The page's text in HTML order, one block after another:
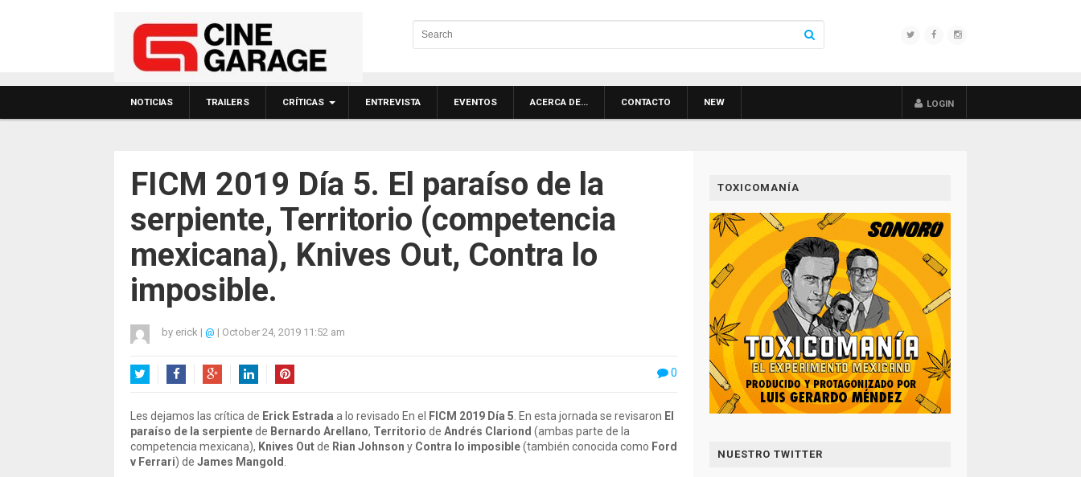
NOTICIAS TRAILERS CRÍTICAS ENTREVISTA EVENTOS ACERCA DE… CONTACTO NEW LOGIN
FICM 2019 Día 5. El paraíso de la
serpiente, Territorio (competencia
mexicana), Knives Out, Contra lo
imposible.
by erick | @ | October 24, 2019 11:52 am
0
Les dejamos las crítica de Erick Estrada a lo revisado En el FICM 2019 Día 5 . En esta jornada se revisaron El
paraíso de la serpientede Bernardo Arellano, Territorio de Andrés Clariond (ambas parte de la
competencia mexicana), Knives Outde Rian Johnson y Contra lo imposible(también conocida como Ford
v Ferrari) de James Mangold
TOXICOMANÍA
NUESTRO TWITTER